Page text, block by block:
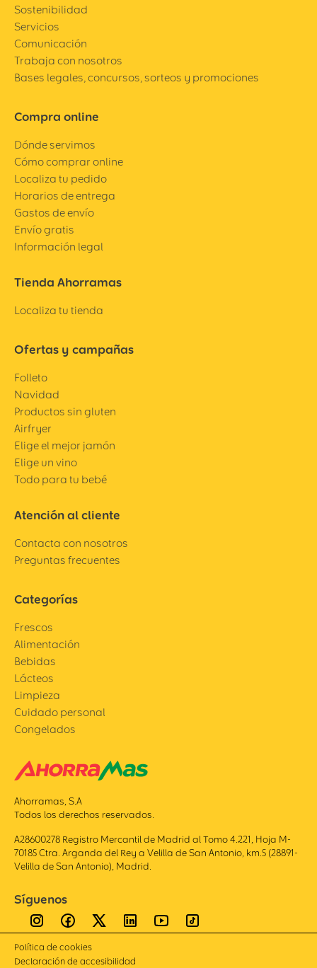
Sostenibilidad
Servicios
Comunicación
Trabaja con nosotros
Bases legales, concursos, sorteos y promociones
Compra online
Dónde servimos
Cómo comprar online
Localiza tu pedido
Horarios de entrega
Gastos de envío
Envío gratis
Información legal
Tienda Ahorramas
Localiza tu tienda
Ofertas y campañas
Folleto
Navidad
Productos sin gluten
Airfryer
Elige el mejor jamón
Elige un vino
Todo para tu bebé
Atención al cliente
Contacta con nosotros
Preguntas frecuentes
Categorías
Frescos
Alimentación
Bebidas
Lácteos
Limpieza
Cuidado personal
Congelados
Ahorramas, S.A
Todos los derechos reservados.
A28600278 Registro Mercantil de Madrid al Tomo 4.221, Hoja M-
70185 Ctra. Arganda del Rey a Velilla de San Antonio, km.5 (28891-
Velilla de San Antonio), Madrid.
Síguenos
Política de cookies
Declaración de accesibilidad